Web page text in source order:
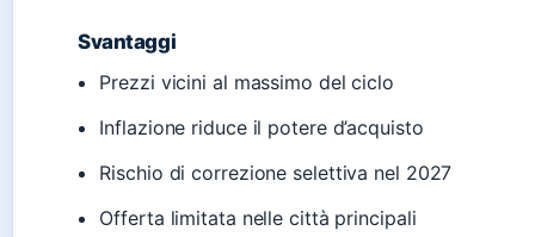
Svantaggi
Prezzi vicini al massimo del ciclo
Inflazione riduce il potere d’acquisto
Rischio di correzione selettiva nel 2027
Offerta limitata nelle città principali